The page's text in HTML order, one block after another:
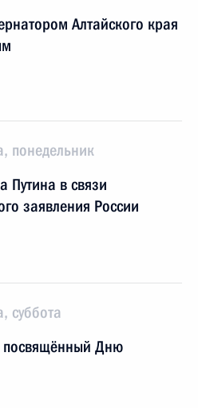
Алтайского края
понедельник
в связи
заявления России
суббота
посвящённый Дню